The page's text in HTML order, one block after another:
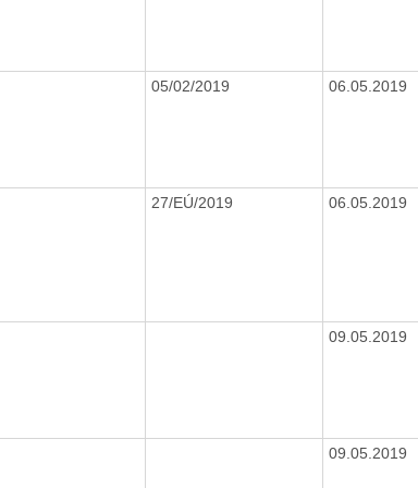
05/02/2019 06.05.2019
27/EÚ/2019 06.05.2019
09.05.2019
09.05.2019